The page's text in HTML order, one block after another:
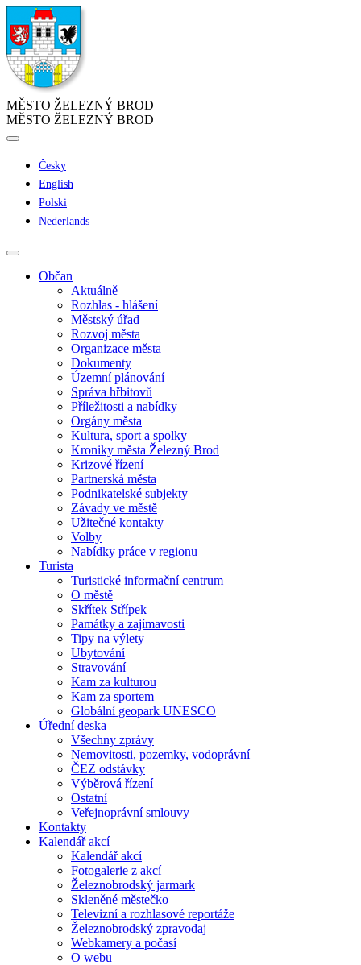
MĚSTO ŽELEZNÝ BROD
MĚSTO ŽELEZNÝ BROD
Česky
English
Polski
Nederlands
Občan
Aktuálně
Rozhlas - hlášení
Městský úřad
Rozvoj města
Organizace města
Dokumenty
Územní plánování
Správa hřbitovů
Příležitosti a nabídky
Orgány města
Kultura, sport a spolky
Kroniky města Železný Brod
Krizové řízení
Partnerská města
Podnikatelské subjekty
Závady ve městě
Užitečné kontakty
Volby
Nabídky práce v regionu
Turista
Turistické informační centrum
O městě
Skřítek Střípek
Památky a zajímavosti
Tipy na výlety
Ubytování
Stravování
Kam za kulturou
Kam za sportem
Globální geopark UNESCO
Úřední deska
Všechny zprávy
Nemovitosti, pozemky, vodoprávní
ČEZ odstávky
Výběrová řízení
Ostatní
Veřejnoprávní smlouvy
Kontakty
Kalendář akcí
Kalendář akcí
Fotogalerie z akcí
Železnobrodský jarmark
Skleněné městečko
Televizní a rozhlasové reportáže
Železnobrodský zpravodaj
Webkamery a počasí
O webu